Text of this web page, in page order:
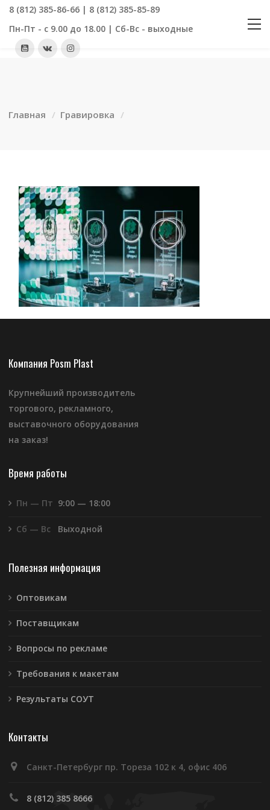
8 (812) 385-86-66 | 8 (812) 385-85-89
Пн-Пт - с 9.00 до 18.00 | Сб-Вс - выходные
Главная Гравировка
Компания Posm Plast
Крупнейший производитель
торгового, рекламного,
выставочного оборудования
на заказ!
Время работы
Пн — Пт 9:00 — 18:00
Сб — Вс Выходной
Полезная информация
Оптовикам
Поставщикам
Вопросы по рекламе
Требования к макетам
Результаты СОУТ
Контакты
Санкт-Петербург пр. Тореза 102 к 4, офис 406
8 (812) 385 8666